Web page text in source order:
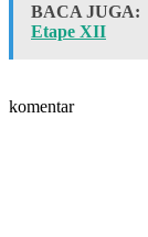
BACA JUGA:
Etape XII
komentar